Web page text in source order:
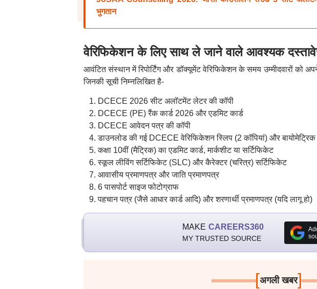
भुगतान
वेरिफिकेशन के लिए साथ ले जाने वाले आवश्यक
आवंटित संस्थान में रिपोर्टिंग और डॉक्यूमेंट वेरिफिकेशन के समय उम्मीदवारों को
जिनकी सूची निम्नलिखित है-
DCECE 2026 सीट अलॉटमेंट लेटर की कॉपी
DCECE (PE) रैंक कार्ड 2026 और एडमिट कार्ड
DCECE आवेदन पत्र की कॉपी
डाउनलोड की गई DCECE वेरिफिकेशन स्लिप (2 कॉपियां) और बायोमेट्रिक
कक्षा 10वीं (मैट्रिक) का एडमिट कार्ड, मार्कशीट या सर्टिफिकेट
स्कूल लीविंग सर्टिफिकेट (SLC) और कैरेक्टर (चरित्र) सर्टिफिकेट
आवासीय प्रमाणपत्र और जाति प्रमाणपत्र
6 पासपोर्ट साइज फोटोग्राफ
पहचान पत्र (जैसे आधार कार्ड आदि) और शरणार्थी प्रमाणपत्र (यदि लागू हो)
MAKE CAREERS360
MY TRUSTED SOURCE
[अगली खबर]